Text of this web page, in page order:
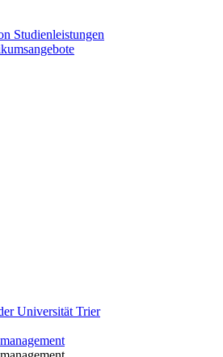
Studienleistungen
Universität Trier